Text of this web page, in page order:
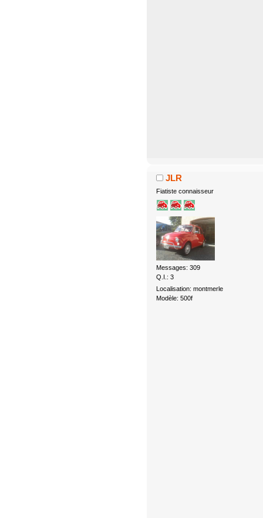
JLR
Fiatiste connaisseur
Messages: 309
Q.I.: 3
Localisation: montmerle
Modèle: 500f